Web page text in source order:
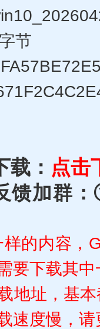
节
： 点击
馈加群
的内容，
要下载其
地址，基
速度慢，